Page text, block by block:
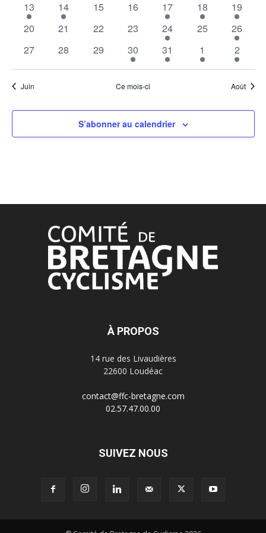
VUES
2
événements
13
3
événements
14
0
15
0
événements
16
1
événement
17
1
événement
18
4
19
0
20
0
21
0
22
0
événements
23
1
événement
24
0
événements
25
3
26
0
27
0
28
0
événements
29
1
événement
30
1
événement
31
1
événement
1
3
2
Juin Ce mois-ci Août
S’abonner au calendrier
À PROPOS
14 rue des Livaudières
22600 Loudéac
contact@ffc-bretagne.com
02.57.47.00.00
SUIVEZ NOUS